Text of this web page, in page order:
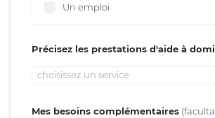
Un emploi
Précisez les prestations d'aide à
choisissez un service
Mes besoins complémentaires